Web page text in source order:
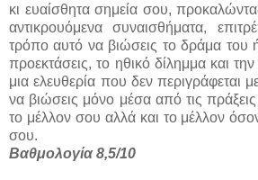
κι ευαίσθητα σημεία σου,
αντικρουόμενα συναισθήματα,
τρόπο αυτό να βιώσεις το δράμα του
προεκτάσεις, το ηθικό δίλημμα και
μια ελευθερία που δεν περιγράφεται
να βιώσεις μόνο μέσα από τις
το μέλλον σου αλλά και το μέλλον
σου.
Βαθμολογία 8,5/10